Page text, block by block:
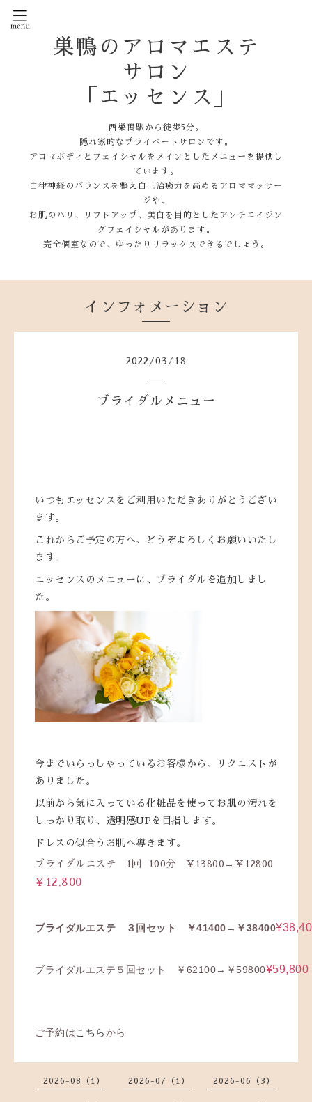
巣鴨のアロマエステ
サロン
「エッセンス」
西巣鴨駅から徒歩5分。
隠れ家的なプライベートサロンです。
アロマボディとフェイシャルをメインとしたメニューを提供し
ています。
自律神経のバランスを整え自己治癒力を高めるアロママッサー
ジや、
お肌のハリ、リフトアップ、美白を目的としたアンチエイジン
グフェイシャルがあります。
完全個室なので、ゆったりリラックスできるでしょう。
インフォメーション
2022 /03 / 18
ブライダルメニュー
いつもエッセンスをご利用いただきありがとうござい
ます。
これからご予定の方へ、どうぞよろしくお願いいたし
ます。
エッセンスのメニューに、ブライダルを追加しまし
た。
今までいらっしゃっているお客様から、リクエストが
ありました。
以前から気に入っている化粧品を使ってお肌の汚れを
しっかり取り、透明感UPを目指します。
ドレスの似合うお肌へ導きます。
ブライダルエステ 1回 100分 ¥13800→￥12800
¥12,800
ブライダルエステ ３回セット ￥41400→￥38400
ブライダルエステ５回セット ￥62100→￥59800¥59,800
ご予約はこちらから
2026-08（1） 2026-07（1） 2026-06（3）